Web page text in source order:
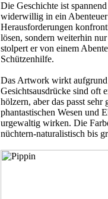
Die Geschichte ist
widerwillig in ein
Herausforderungen
lösen, sondern weiterhin
stolpert er von einem
Schützenhilfe.
Das Artwork wirkt
Gesichtsausdrücke sind oft
hölzern, aber das passt
phantastischen Wesen und
urgewaltig wirken. Die
nüchtern-naturalistisch bis